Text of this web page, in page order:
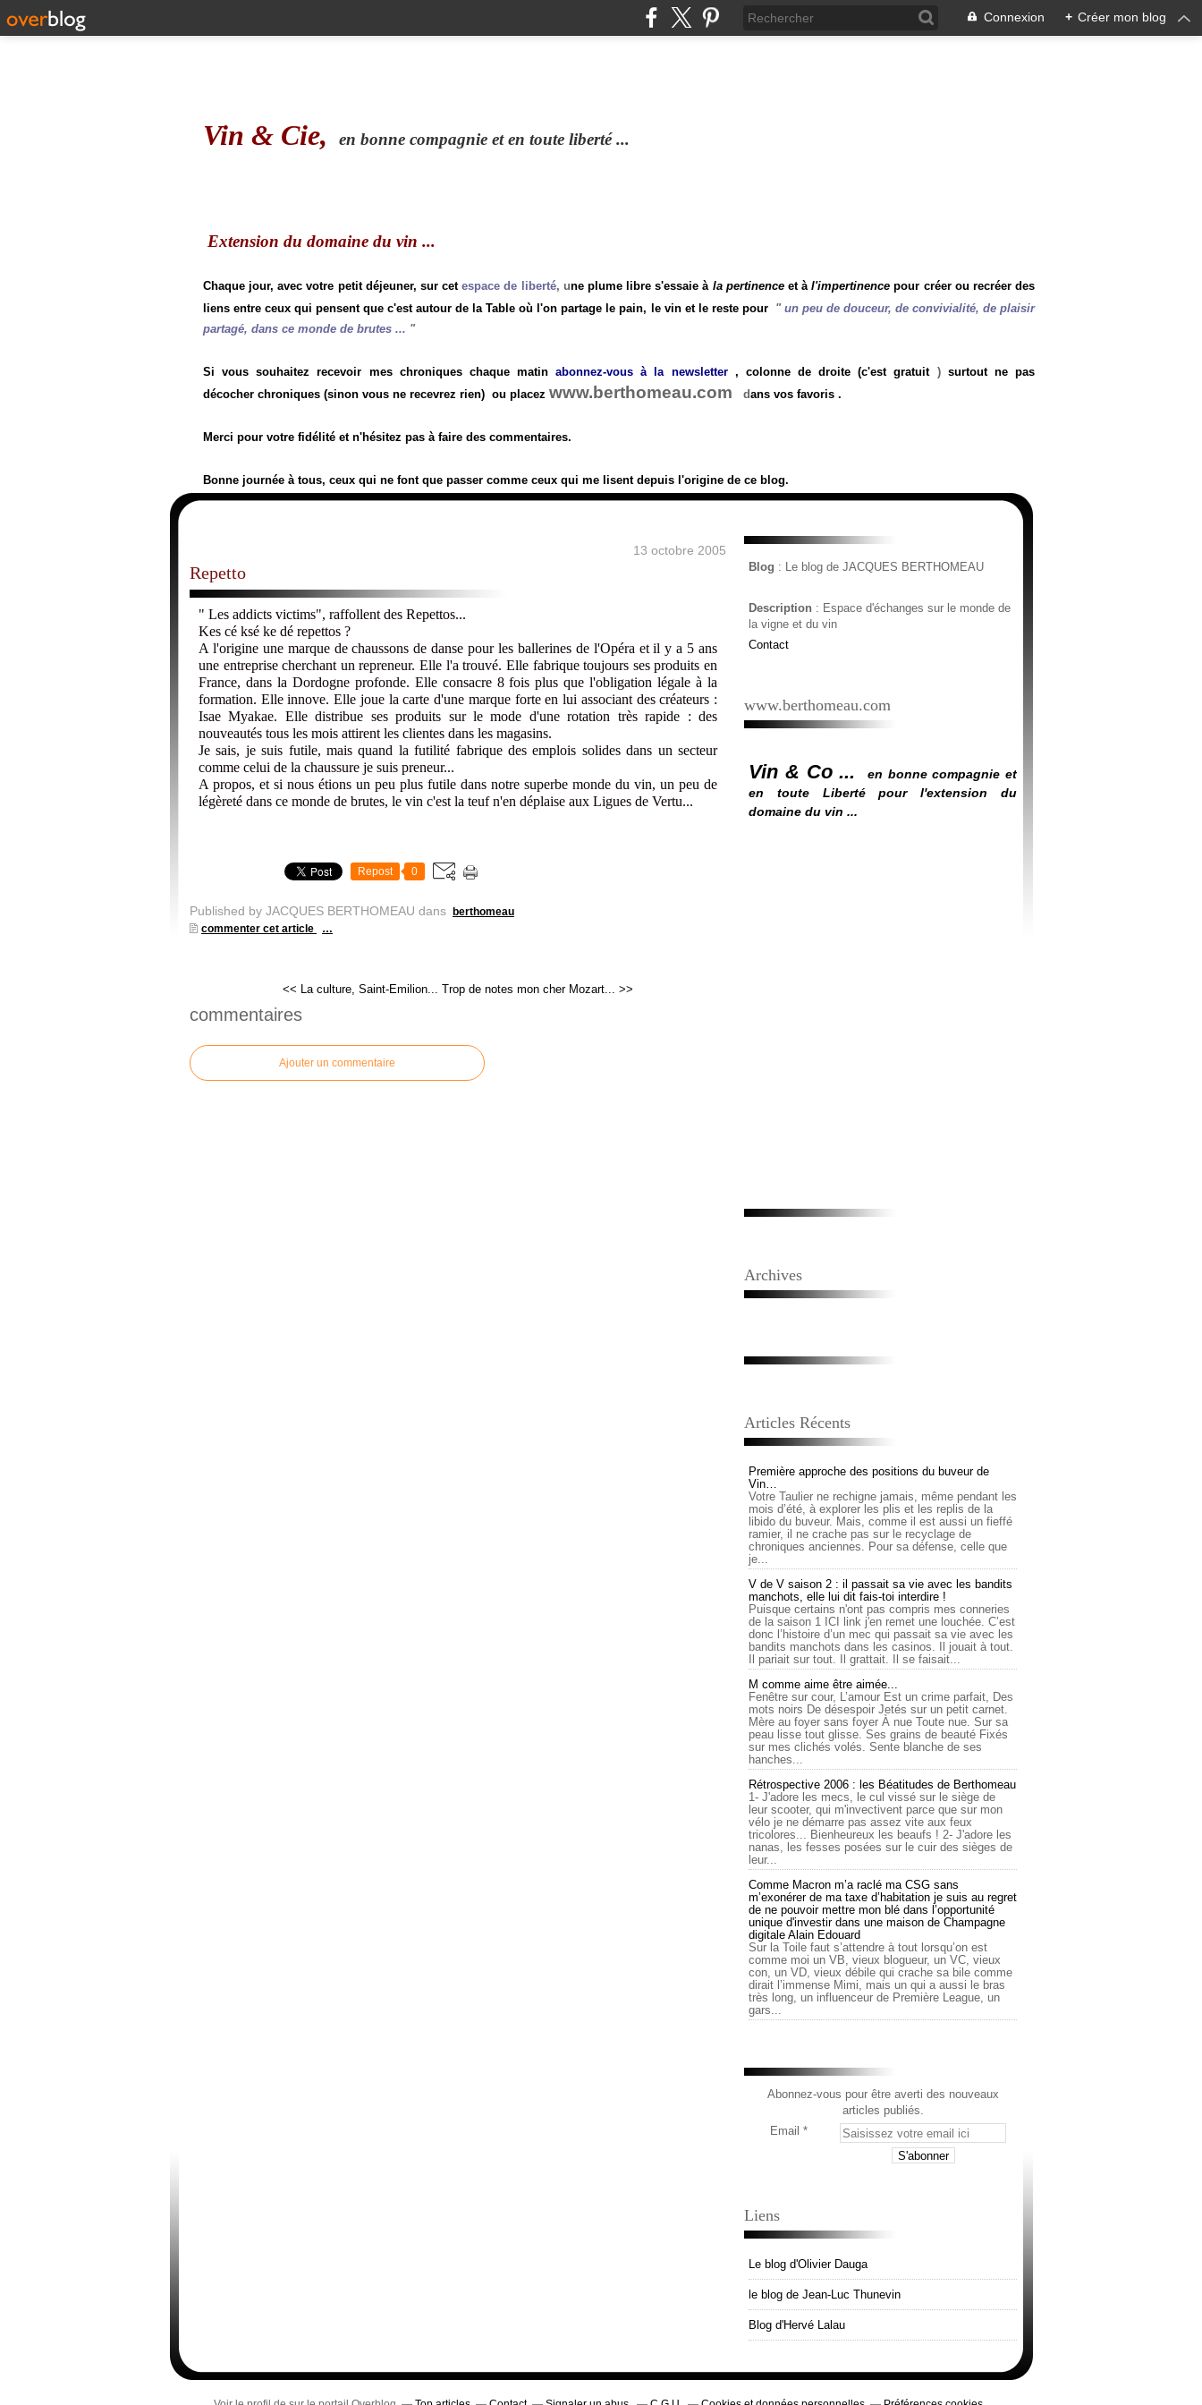
Connexion + Créer mon blog
Vin & Cie, en bonne compagnie et en toute liberté ...
Extension du domaine du vin ...
Chaque jour, avec votre petit déjeuner, sur cetespace de liberté, une plume libre s'essaie à la pertinenceet àl'impertinence pour créer ou recréer des
liens entre ceux qui pensent que c'est autour de la Table où l'on partage le pain, le vin et le reste pour "un peu de douceur, de convivialité, de plaisir
partagé, dans ce monde de brutes ... "
Si vous souhaitez recevoir mes chroniques chaque matinabonnez-vous à la newsletter, colonne de droite (c'est gratuit) surtout ne pas
décocher chroniques (sinon vous ne recevrez rien) ou placez www.berthomeau.com dans vos favoris .
Merci pour votre fidélité et n'hésitez pas à faire des commentaires.
Bonne journée à tous, ceux qui ne font que passer comme ceux qui me lisent depuis l'origine de ce blog.
13 octobre 2005
Repetto
" Les addicts victims", raffollent des Repettos...
Kes cé ksé ke dé repettos ?
A l'origine une marque de chaussons de danse pour les ballerines de l'Opéra et il y a 5 ans
une entreprise cherchant un repreneur. Elle l'a trouvé. Elle fabrique toujours ses produits en
France, dans la Dordogne profonde. Elle consacre 8 fois plus que l'obligation légale à la
formation. Elle innove. Elle joue la carte d'une marque forte en lui associant des créateurs :
Isae Myakae. Elle distribue ses produits sur le mode d'une rotation très rapide : des
nouveautés tous les mois attirent les clientes dans les magasins.
Je sais, je suis futile, mais quand la futilité fabrique des emplois solides dans un secteur
comme celui de la chaussure je suis preneur...
A propos, et si nous étions un peu plus futile dans notre superbe monde du vin, un peu de
légèreté dans ce monde de brutes, le vin c'est la teuf n'en déplaise aux Ligues de Vertu...
Repost 0
Published by JACQUES BERTHOMEAU dans
berthomeau
commenter cet article
…
<< La culture, Saint-Emilion... Trop de notes mon cher Mozart... >>
commentaires
Ajouter un commentaire
Blog : Le blog de JACQUES BERTHOMEAU
Description : Espace d'échanges sur le monde de
la vigne et du vin
Contact
www.berthomeau.com
Vin & Co ...
en bonne compagnie et
en toute Liberté pour l'extension du
domaine du vin ...
Archives
Articles Récents
Première approche des positions du buveur de
Vin…
Votre Taulier ne rechigne jamais, même pendant les
mois d’été, à explorer les plis et les replis de la
libido du buveur. Mais, comme il est aussi un fieffé
ramier, il ne crache pas sur le recyclage de
chroniques anciennes. Pour sa défense, celle que
je...
V de V saison 2 : il passait sa vie avec les bandits
manchots, elle lui dit fais-toi interdire !
Puisque certains n'ont pas compris mes conneries
de la saison 1 ICI link j'en remet une louchée. C’est
donc l’histoire d’un mec qui passait sa vie avec les
bandits manchots dans les casinos. Il jouait à tout.
Il pariait sur tout. Il grattait. Il se faisait...
M comme aime être aimée...
Fenêtre sur cour, L’amour Est un crime parfait, Des
mots noirs De désespoir Jetés sur un petit carnet.
Mère au foyer sans foyer À nue Toute nue. Sur sa
peau lisse tout glisse. Ses grains de beauté Fixés
sur mes clichés volés. Sente blanche de ses
hanches...
Rétrospective 2006 : les Béatitudes de Berthomeau
1- J'adore les mecs, le cul vissé sur le siège de
leur scooter, qui m'invectivent parce que sur mon
vélo je ne démarre pas assez vite aux feux
tricolores... Bienheureux les beaufs ! 2- J'adore les
nanas, les fesses posées sur le cuir des sièges de
leur...
Comme Macron m’a raclé ma CSG sans
m’exonérer de ma taxe d’habitation je suis au regret
de ne pouvoir mettre mon blé dans l’opportunité
unique d'investir dans une maison de Champagne
digitale Alain Edouard
Sur la Toile faut s’attendre à tout lorsqu’on est
comme moi un VB, vieux blogueur, un VC, vieux
con, un VD, vieux débile qui crache sa bile comme
dirait l’immense Mimi, mais un qui a aussi le bras
très long, un influenceur de Première League, un
gars...
Abonnez-vous pour être averti des nouveaux
articles publiés.
Email
Liens
Le blog d'Olivier Dauga
le blog de Jean-Luc Thunevin
Blog d'Hervé Lalau